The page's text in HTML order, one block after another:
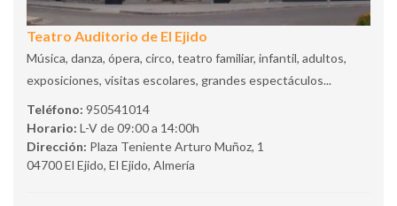
Teatro Auditorio de El Ejido
Música, danza, ópera, circo, teatro familiar, infantil, adultos,
exposiciones, visitas escolares, grandes espectáculos...
Teléfono: 950541014
Horario: L-V de 09:00 a 14:00h
Dirección: Plaza Teniente Arturo Muñoz, 1
04700 El Ejido, El Ejido, Almería